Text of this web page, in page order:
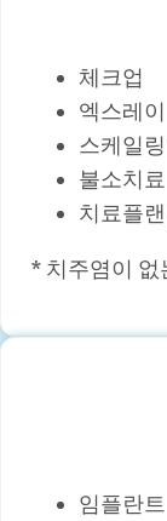
체크업
엑스레이
스케일
불소치료
치료플
* 치주염이 없
임플란트